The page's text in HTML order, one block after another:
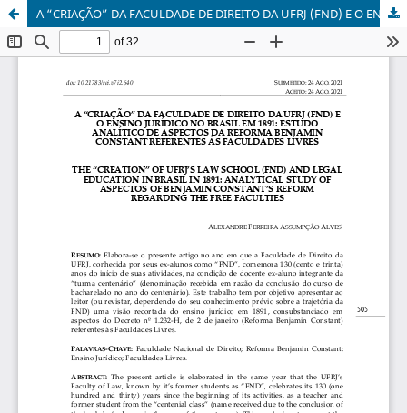
A “CRIAÇÃO” DA FACULDADE DE DIREITO DA UFRJ (FND) E O ENSINO JURÍDICO NO BRASIL EM 1891: estudo analítico de aspectos da Reforma Benjamin Constant referentes às Faculdades Livres